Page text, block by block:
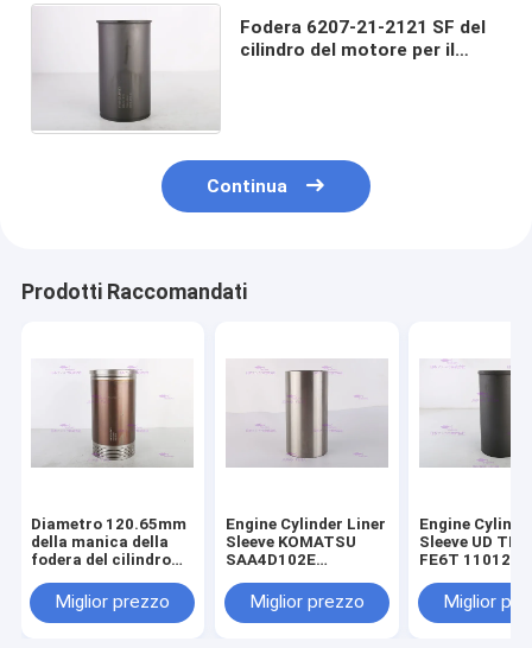
Fodera 6207-21-2121 SF del
cilindro del motore per il
Continua
Prodotti Raccomandati
Diametro 120.65mm
della manica della
fodera del cilindro
di CATERPILLARR
3306
Miglior prezzo
Engine Cylinder Liner
Sleeve KOMATSU
SAA4D102E
29-2110 DIA 102 mm
Miglior prezzo
Engine
Sleeve UD
FE6T 11012-
Miglior